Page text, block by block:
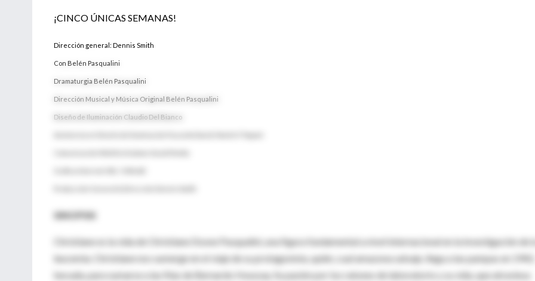
¡CINCO ÚNICAS SEMANAS!
Dirección general: Dennis Smith
Con Belén Pasqualini
Dramaturgia Belén Pasqualini
Dirección Musical y Música Original Belén Pasqualini
Diseño de Iluminación Claudio Del Bianco
SINOPSIS
Christiane es la vida de Christiane Dosne Pasqualini, una figura fundamental a nivel internacional en la investigación de
leucemia. Christiane nos sumerge en el viaje de su protagonista, quién, cual amazona salvaje, llega a las pampas en 1942,
becada, para sumarse a las filas de Bernardo Houssay. Su pasión por los ratones de laboratorio y su vida, que atraviesa